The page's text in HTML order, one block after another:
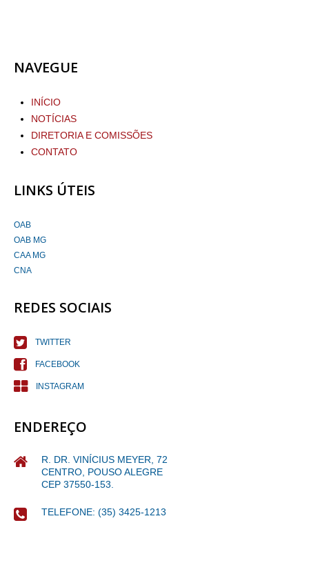
NAVEGUE
INÍCIO
NOTÍCIAS
DIRETORIA E COMISSÕES
CONTATO
LINKS ÚTEIS
OAB
OAB MG
CAA MG
CNA
REDES SOCIAIS
TWITTER
FACEBOOK
INSTAGRAM
ENDEREÇO
R. DR. VINÍCIUS MEYER, 72
CENTRO, POUSO ALEGRE
CEP 37550-153.
TELEFONE: (35) 3425-1213